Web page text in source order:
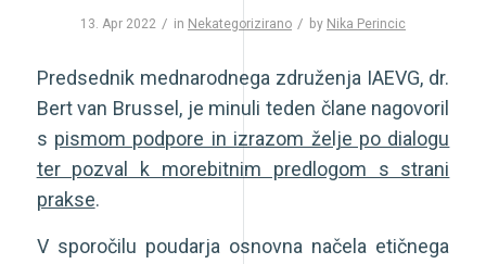
13. Apr 2022 / in Nekategorizirano / by Nika Perincic
Predsednik mednarodnega združenja IAEVG, dr.
Bert van Brussel, je minuli teden člane nagovoril
s pismom podpore in izrazom želje po dialogu
ter pozval k morebitnim predlogom s strani
prakse.
V sporočilu poudarja osnovna načela etičnega